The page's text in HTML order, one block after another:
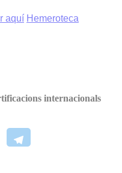
aquí Hemeroteca
internacionals